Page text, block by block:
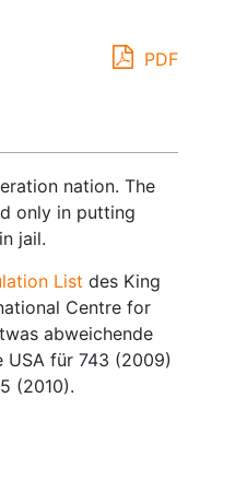
PDF
nation. The
only in putting
jail.
List des King
Centre for
abweichende
USA für 743 (2009)
(2010).